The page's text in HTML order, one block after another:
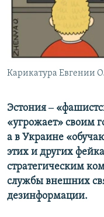
ПОБЕДИТЕЛЕЙ НЕ
КРЫМ.НЕПОКОРЕННЫЙ
ELIFBE
УКРАИНСКАЯ
ПРИСОЕДИНЯЙТЕСЬ!
Карикатура Евгении
Эстония ‒
«угрожает» своим
а в Украине
этих и других
стратегическим
службы внешних
дезинформации.